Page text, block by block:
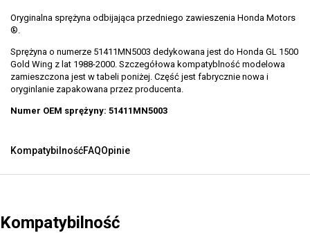
Oryginalna sprężyna odbijająca przedniego zawieszenia Honda Motors
®.
Sprężyna o numerze 51411MN5003 dedykowana jest do Honda GL 1500
Gold Wing z lat 1988-2000. Szczegółowa kompatyblność modelowa
zamieszczona jest w tabeli poniżej. Część jest fabrycznie nowa i
oryginlanie zapakowana przez producenta.
Numer OEM sprężyny: 51411MN5003
KompatybilnośćFAQOpinie
Kompatybilność